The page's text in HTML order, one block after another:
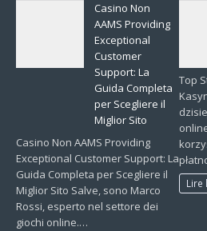
Casino Non
AAMS Providing
Exceptional
Customer
Support: La
Guida Completa
per Scegliere il
Miglior Sito
Casino Non AAMS Providing
Exceptional Customer Support: La
Guida Completa per Scegliere il
Miglior Sito Salve, sono Marco
Rossi, esperto nel settore dei
giochi online.…
Top
Lire